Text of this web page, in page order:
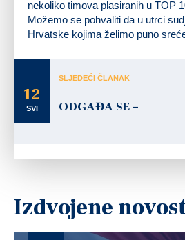
nekoliko timova plasiranih u TOP
Možemo se pohvaliti da u utrci
Hrvatske kojima želimo puno
12
SVI
SLJEDEĆI ČLANAK
ODGAĐA SE –
Izdvojene